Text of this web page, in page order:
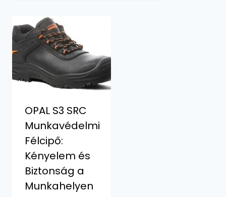
OPAL S3 SRC
Munkavédelmi
Félcipő:
Kényelem és
Biztonság a
Munkahelyen